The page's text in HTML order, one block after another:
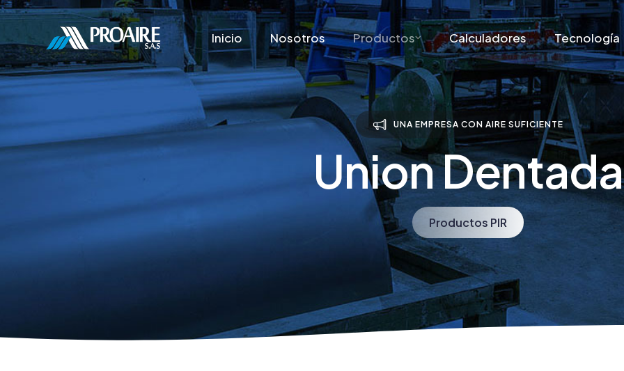
Inicio Nosotros Productos Calculadores Tecnología
UNA EMPRESA CON AIRE SUFICIENTE
Union Dentada
Productos PIR